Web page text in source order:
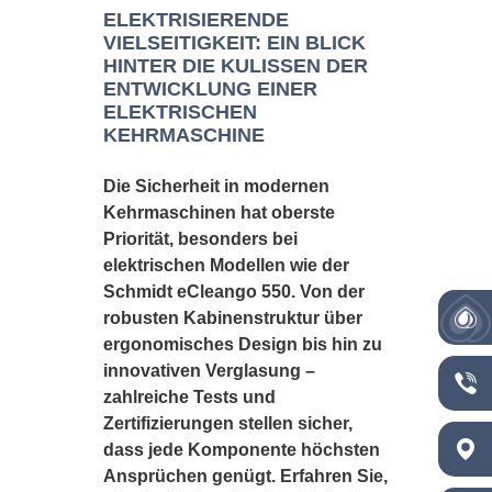
ELEKTRISIERENDE
VIELSEITIGKEIT: EIN BLICK
HINTER DIE KULISSEN DER
ENTWICKLUNG EINER
ELEKTRISCHEN
KEHRMASCHINE
Die Sicherheit in modernen
Kehrmaschinen hat oberste
Priorität, besonders bei
elektrischen Modellen wie der
Schmidt eCleango 550. Von der
robusten Kabinenstruktur über
ergonomisches Design bis hin zu
innovativen Verglasung –
zahlreiche Tests und
Zertifizierungen stellen sicher,
dass jede Komponente höchsten
Ansprüchen genügt. Erfahren Sie,